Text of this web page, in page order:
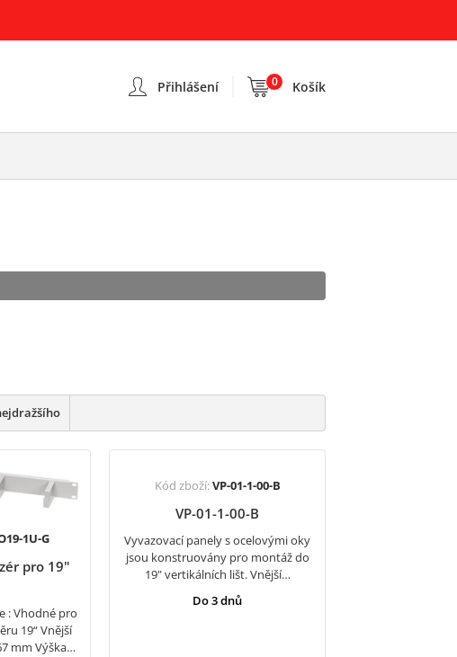
Přihlášení 0 Košík
1U-G
pro 19"
: Vhodné pro
19“ Vnější
mm Výška…
Kód zboží:VP-01-1-00-B
VP-01-1-00-B
Vyvazovací panely s ocelovými oky
jsou konstruovány pro montáž do
19" vertikálních lišt. Vnější…
Do 3 dnů